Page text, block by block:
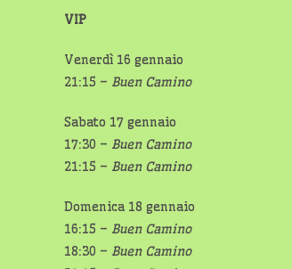
VIP
Venerdì 16 gennaio
21:15 – Buen Camino
Sabato 17 gennaio
17:30 – Buen Camino
21:15 – Buen Camino
Domenica 18 gennaio
16:15 – Buen Camino
18:30 – Buen Camino